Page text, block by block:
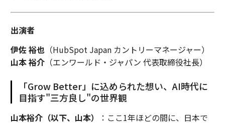
出演者
伊佐 裕也（HubSpot Japan カントリーマネージャー）
山本 裕介（エンワールド・ジャパン 代表取締役社長）
「Grow Better」に込められた想い、AI時代に
目指す"三方良し"の世界観
山本裕介（以下、山本）
：ここ1年ほどの間に、日本で